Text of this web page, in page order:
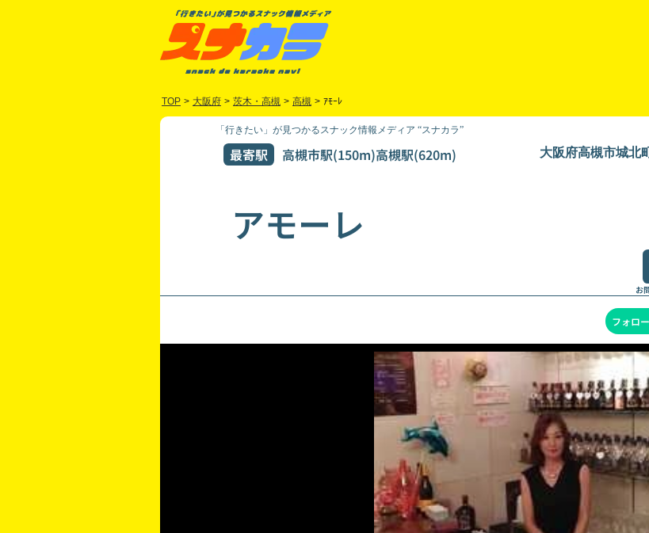
TOP > 大阪府 > 茨木・高槻 > 高槻 > ｱﾓｰﾚ
「行きたい」が見つかるスナック情報メディア “スナカラ”
最寄駅 高槻市駅(150m)高槻駅(620m)
大阪府高槻市城北
アモーレ
お
フォロ